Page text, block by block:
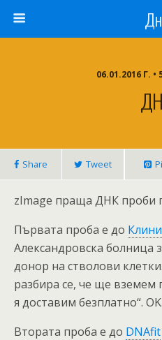
06.01.2016 Г.
Share Tweet
zImage праща ДНК проби
Първата проба е до
Александровска болница
донор на стволови
разбира се, че ще
я доставим безплатно“. OK.
Втората проба е до DNAfit